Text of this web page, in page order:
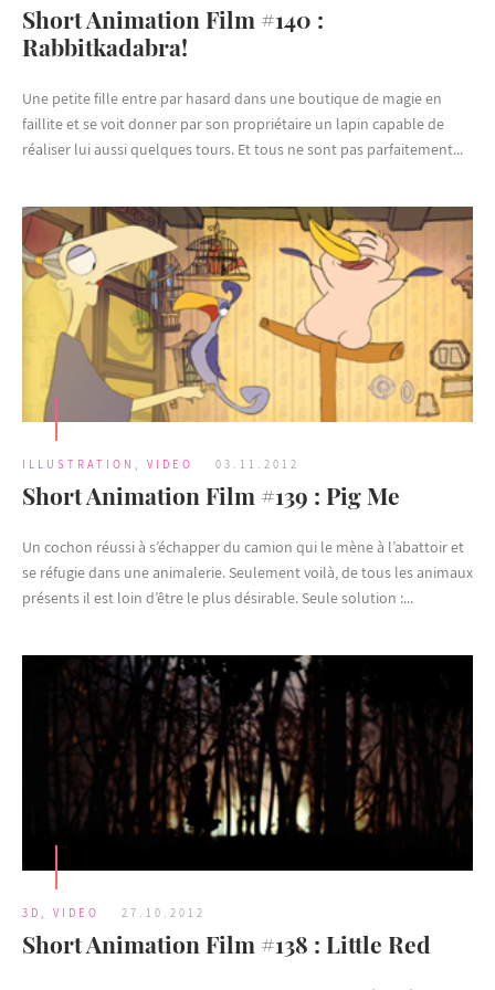
Short Animation Film #140 :
Rabbitkadabra!
Une petite fille entre par hasard dans une boutique de magie en
faillite et se voit donner par son propriétaire un lapin capable de
réaliser lui aussi quelques tours. Et tous ne sont pas parfaitement...
ILLUSTRATION , VIDEO 03.11.2012
Short Animation Film #139 : Pig Me
Un cochon réussi à s’échapper du camion qui le mène à l’abattoir et
se réfugie dans une animalerie. Seulement voilà, de tous les animaux
présents il est loin d’être le plus désirable. Seule solution :...
3D , VIDEO 27.10.2012
Short Animation Film #138 : Little Red